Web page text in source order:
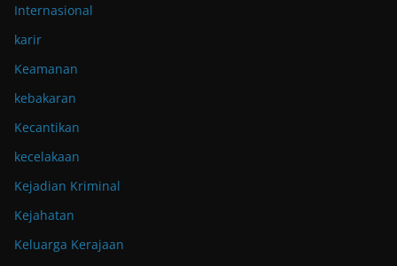
Internasional
karir
Keamanan
kebakaran
Kecantikan
kecelakaan
Kejadian Kriminal
Kejahatan
Keluarga Kerajaan